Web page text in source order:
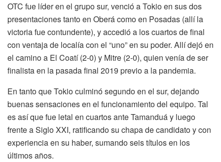
OTC fue líder en el grupo sur, venció a Tokio en sus dos
presentaciones tanto en Oberá como en Posadas (allí la
victoria fue contundente), y accedió a los cuartos de final
con ventaja de localía con el “uno” en su poder. Allí dejó en
el camino a El Coatí (2-0) y Mitre (2-0), quien venía de ser
finalista en la pasada final 2019 previo a la pandemia.
En tanto que Tokio culminó segundo en el sur, dejando
buenas sensaciones en el funcionamiento del equipo. Tal
es así que fue letal en cuartos ante Tamanduá y luego
frente a Siglo XXI, ratificando su chapa de candidato y con
experiencia en su haber, sumando seis títulos en los
últimos años.